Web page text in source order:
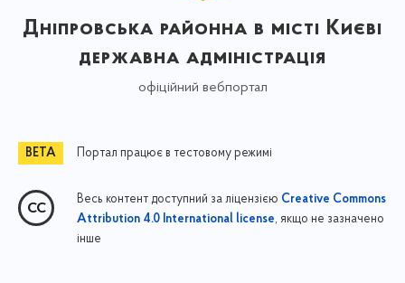
Дніпровська районна в місті Києві
державна адміністрація
офіційний вебпортал
Портал працює в тестовому режимі
Весь контент доступний за ліцензією Creative Commons
Attribution 4.0 International license, якщо не зазначено
інше